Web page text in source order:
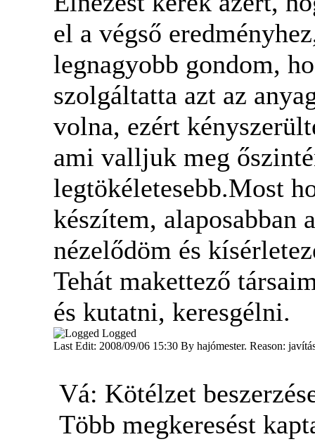
el a végső
legnagyobb gondom,
szolgáltatta azt az
volna, ezért
ami valljuk meg
legtökéletesebb.Most
készítem, alaposabban
nézelődöm és
Tehát makettező
és kutatni, keresgélni.
Logged
Last Edit: 2008/09/06 15:30 By hajómester. Reason:
Vá: Kötélzet
Több megkeresést